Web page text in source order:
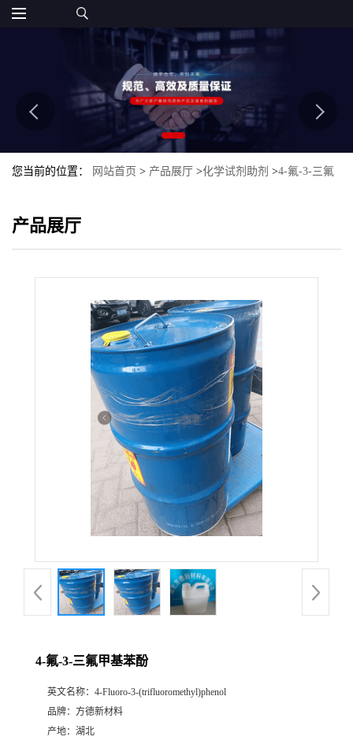
您当前的位置： 网站首页 > 产品展厅 >化学试剂助剂 >4-氟-3-三氟
产品展厅
4-氟-3-三氟甲基苯酚
英文名称： 4-Fluoro-3-(trifluoromethyl)phenol
品牌： 方德新材料
产地： 湖北